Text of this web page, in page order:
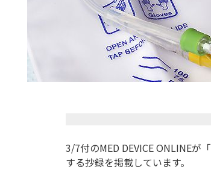
3/7付のMED DEVICE ONLINEが「
する抄録を掲載しています。